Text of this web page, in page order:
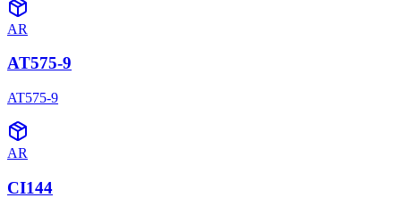
AR
AT575-9
AT575-9
AR
CI144